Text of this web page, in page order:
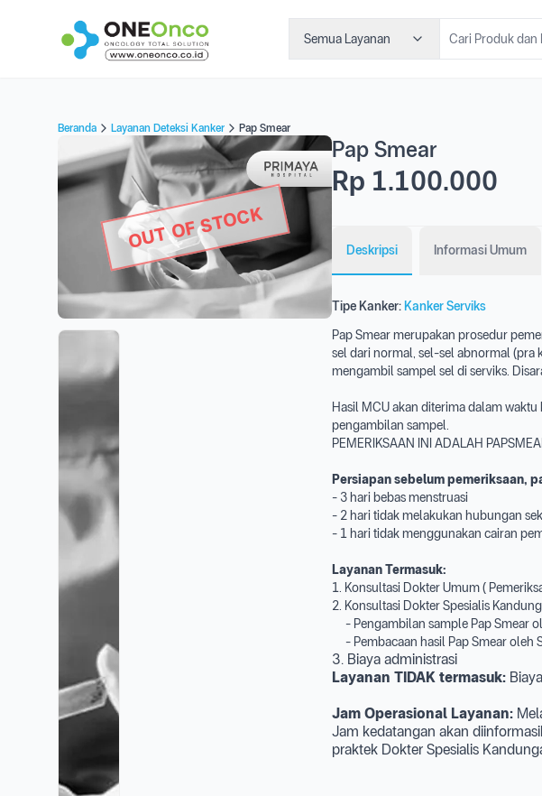
Semua Layanan
Beranda Layanan Deteksi Kanker Pap Smear
OUT OF STOCK
Pap Smear
Rp 1.100.000
Deskripsi Informasi Umum
Tipe Kanker: Kanker Serviks
Pap Smear merupakan prosedur
sel dari normal, sel-sel abnormal (pra
mengambil sampel sel di serviks.
Hasil MCU akan diterima dalam
pengambilan sampel.
PEMERIKSAAN INI ADALAH
Persiapan sebelum pemeriksaan,
- 3 hari bebas menstruasi
- 2 hari tidak melakukan hubungan
- 1 hari tidak menggunakan cairan
Layanan Termasuk:
1. Konsultasi Dokter Umum (
2. Konsultasi Dokter Spesialis
- Pengambilan sample Pap Smear
- Pembacaan hasil Pap Smear oleh
3. Biaya administrasi
Layanan TIDAK termasuk:
Jam Operasional Layanan:
Jam kedatangan akan
praktek Dokter Spesialis